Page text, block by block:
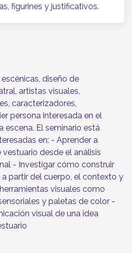
figurines y justificativos.
diseño de
artistas visuales,
caracterizadores,
persona interesada en el
escena. El seminario está
en: - Aprender a
desde el análisis
- Investigar cómo construir
partir del cuerpo, el contexto y
visuales como
y paletas de color -
visual de una idea